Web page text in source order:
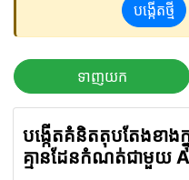
បង្កើត​ថ្មី
ទាញយក
បង្កើតគំនិតតុបតែងខាងក្
គ្មានដែនកំណត់ជាមួយ